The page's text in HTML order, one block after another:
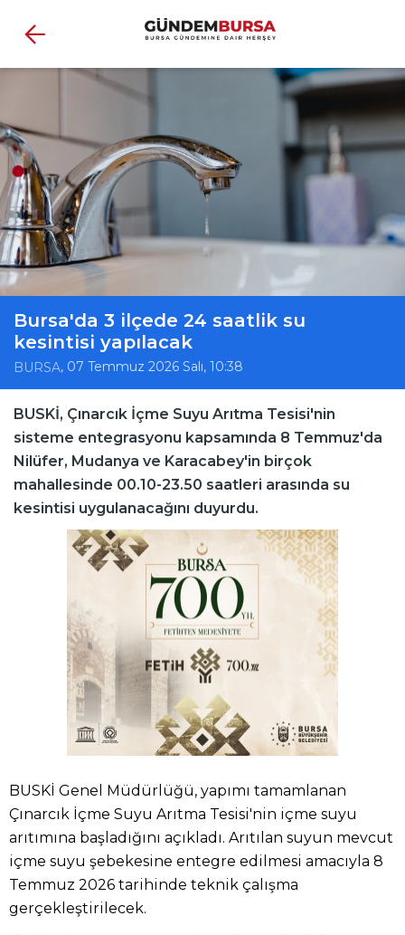
Bursa'da 3 ilçede 24 saatlik su
kesintisi yapılacak
BURSA, 07 Temmuz 2026 Salı, 10:38
BUSKİ, Çınarcık İçme Suyu Arıtma Tesisi'nin
sisteme entegrasyonu kapsamında 8 Temmuz'da
Nilüfer, Mudanya ve Karacabey'in birçok
mahallesinde 00.10-23.50 saatleri arasında su
kesintisi uygulanacağını duyurdu.
BUSKİ Genel Müdürlüğü, yapımı tamamlanan
Çınarcık İçme Suyu Arıtma Tesisi'nin içme suyu
arıtımına başladığını açıkladı. Arıtılan suyun mevcut
içme suyu şebekesine entegre edilmesi amacıyla 8
Temmuz 2026 tarihinde teknik çalışma
gerçekleştirilecek.